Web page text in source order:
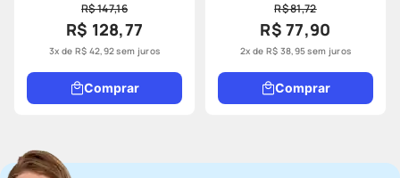
R$ 147,16
R$ 128,77
3x de R$ 42,92sem juros
Comprar
R$ 81,72
R$ 77,90
2x de R$ 38,95sem juros
Comprar